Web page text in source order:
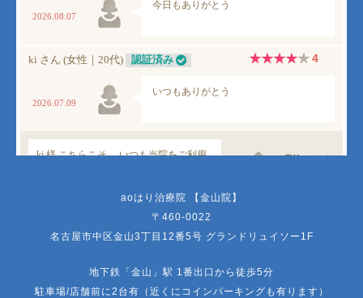
aoはり治療院 【金山院】
〒460-0022
名古屋市中区金山3丁目12番5号 グランドリュイソー1F
地下鉄「金山」駅 1番出口から徒歩5分
駐車場/店舗前に2台有（近くにコインパーキングも有ります）